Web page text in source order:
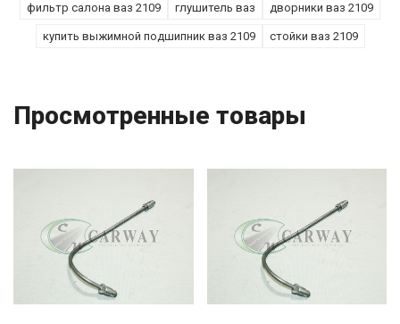
фильтр салона ваз 2109 глушитель ваз дворники ваз 2109
купить выжимной подшипник ваз 2109 стойки ваз 2109
Просмотренные товары